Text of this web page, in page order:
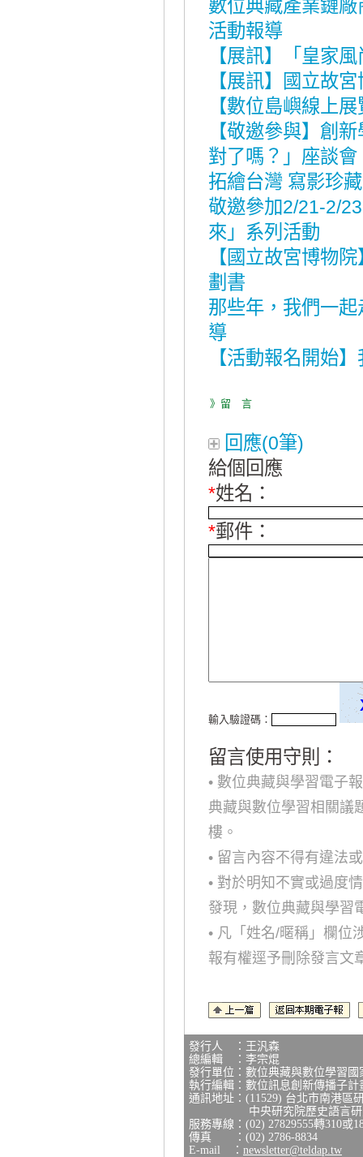
數位典藏產業鏈
活動報導
【展訊】「皇家
【展訊】國立故
【數位島嶼線上
【敬邀參與】創
對了嗎？」座談會
拓繪台灣 寫影珍
敬邀參加2/21-2/
來」系列活動
【國立故宮博物
劃書
那些年，我們一
導
【活動報名開始
》留 言
回應(0筆)
給個回應
*姓名：
*郵件：
輸入驗證碼：
留言使用守則：
• 數位典藏與學習電子
典藏與數位學習相關議
樓。
• 留言內容不得有違法
• 對於明知不實或過度
發現，數位典藏與學習
• 凡「姓名/暱稱」欄位
報有權逕予刪除發言文
發行人 ：王汎森
總編輯 ：李宗焜
發行單位：數位典藏與數位學習
執行編輯：數位訊息創新傳播子計
通訊地址：(11529) 台北市南港區
中央研究院歷史語言研究
服務專線：(02) 27829555轉310或
傳真 ：(02) 2786-8834
E-mail ： newsletter@teldap.tw